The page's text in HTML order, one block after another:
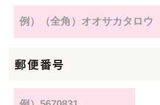
郵便番号